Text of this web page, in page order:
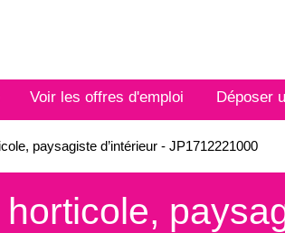
Voir les offres d'emploi Déposer
paysagiste d’intérieur - JP1712221000